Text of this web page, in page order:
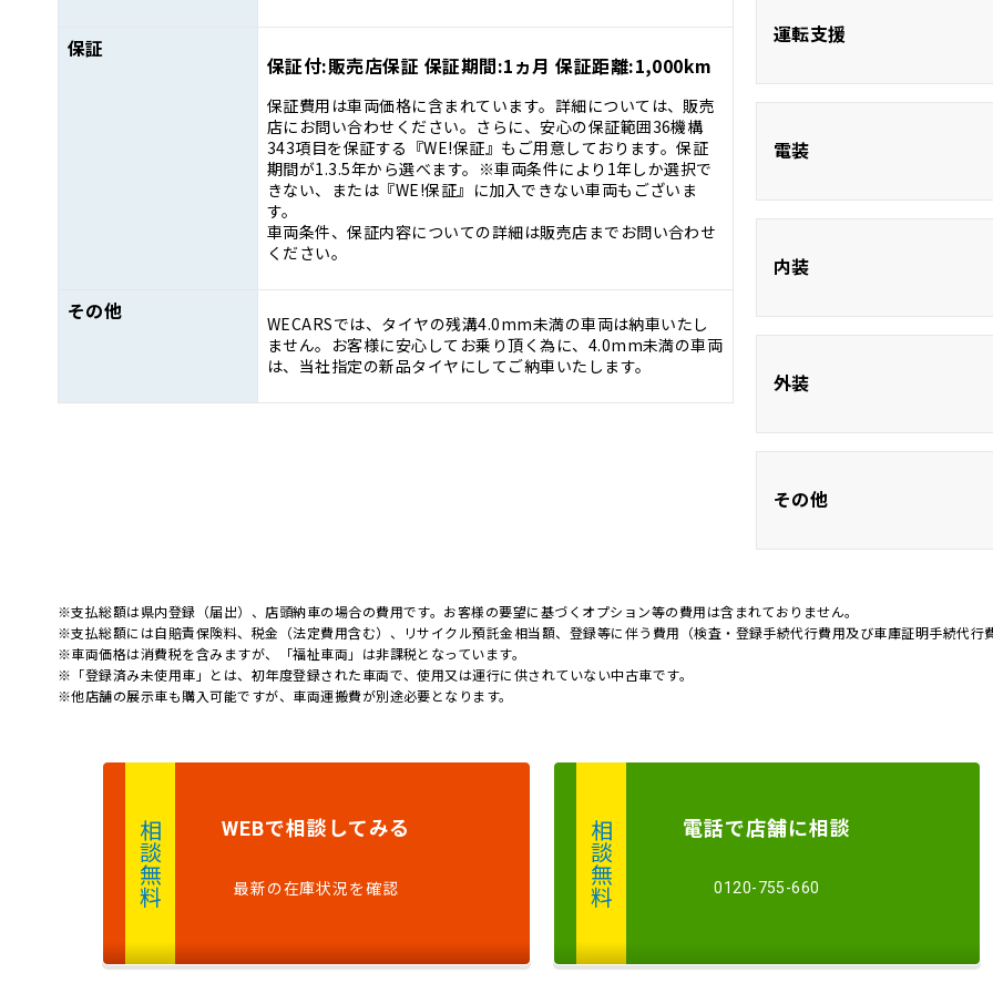
保証
保証付:販売店保証 保証期間:1ヵ月 保証距離:1,000km
保証費用は車両価格に含まれています。詳細については、販売
店にお問い合わせください。さらに、安心の保証範囲36機構
343項目を保証する『WE!保証』もご用意しております。保証
期間が1.3.5年から選べます。※車両条件により1年しか選択で
きない、または『WE!保証』に加入できない車両もございま
す。
車両条件、保証内容についての詳細は販売店までお問い合わせ
ください。
その他
WECARSでは、タイヤの残溝4.0mm未満の車両は納車いたし
ません。お客様に安心してお乗り頂く為に、4.0mm未満の車両
は、当社指定の新品タイヤにしてご納車いたします。
衝突被害軽減シ
運転支援
電装
Bluetooth接
内装
外装
その他
※支払総額は県内登録（届出）、店頭納車の場合の費用です。お客様の要望に基づくオプション等の費用は含まれておりません。
※支払総額には自賠責保険料、税金（法定費用含む）、リサイクル預託金相当額、登録等に伴う費用（検査・登録手続代行費用及び車庫証明手続代行
※車両価格は消費税を含みますが、「福祉車両」は非課税となっています。
※「登録済み未使用車」とは、初年度登録された車両で、使用又は運行に供されていない中古車です。
※他店舗の展示車も購入可能ですが、車両運搬費が別途必要となります。
相談無料 WEBで相談してみる
最新の在庫状況を確認 相談無料 電話で店舗に相談
0120-755-660